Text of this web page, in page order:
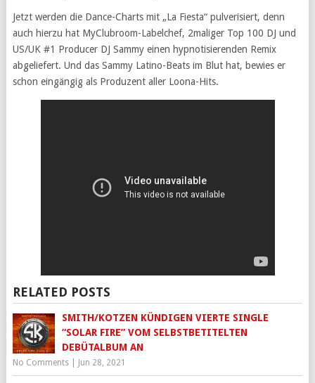
Jetzt werden die Dance-Charts mit „La Fiesta“ pulverisiert, denn
auch hierzu hat MyClubroom-Labelchef, 2maliger Top 100 DJ und
US/UK #1 Producer DJ Sammy einen hypnotisierenden Remix
abgeliefert. Und das Sammy Latino-Beats im Blut hat, bewies er
schon eingängig als Produzent aller Loona-Hits.
RELATED POSTS
SMITH/KOTZEN KÜNDIGEN VIERTE SINGLE
“SOLAR FIRE” VOM SELBSTBETITELTEN
DEBÜTALBUM AN
No Comments| Jun 28, 2021